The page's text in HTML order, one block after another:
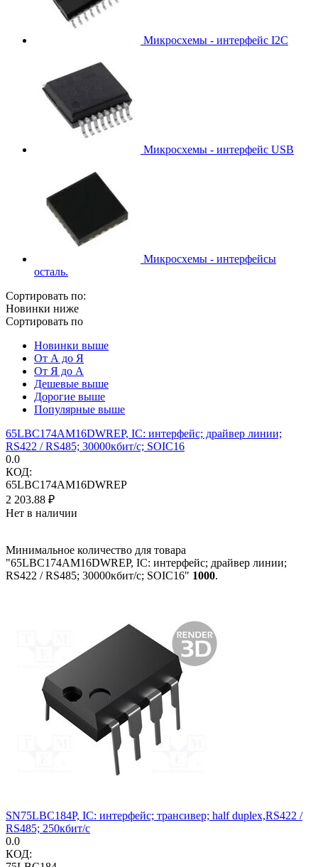
Микросхемы - интерфейс I2C
Микросхемы - интерфейс USB
Микросхемы - интерфейсы
осталь.
Сортировать по:
Новинки ниже
Сортировать по
Новинки выше
От А до Я
От Я до А
Дешевые выше
Дорогие выше
Популярные выше
65LBC174AM16DWREP, IC: интерфейс; драйвер линии;
RS422 / RS485; 30000кбит/с; SOIC16
0.0
КОД:
65LBC174AM16DWREP
2 203.88 ₽
Нет в наличии
Минимальное количество для товара
"65LBC174AM16DWREP, IC: интерфейс; драйвер линии;
RS422 / RS485; 30000кбит/с; SOIC16" 1000.
SN75LBC184P, IC: интерфейс; трансивер; half duplex,RS422 /
RS485; 250кбит/с
0.0
КОД: